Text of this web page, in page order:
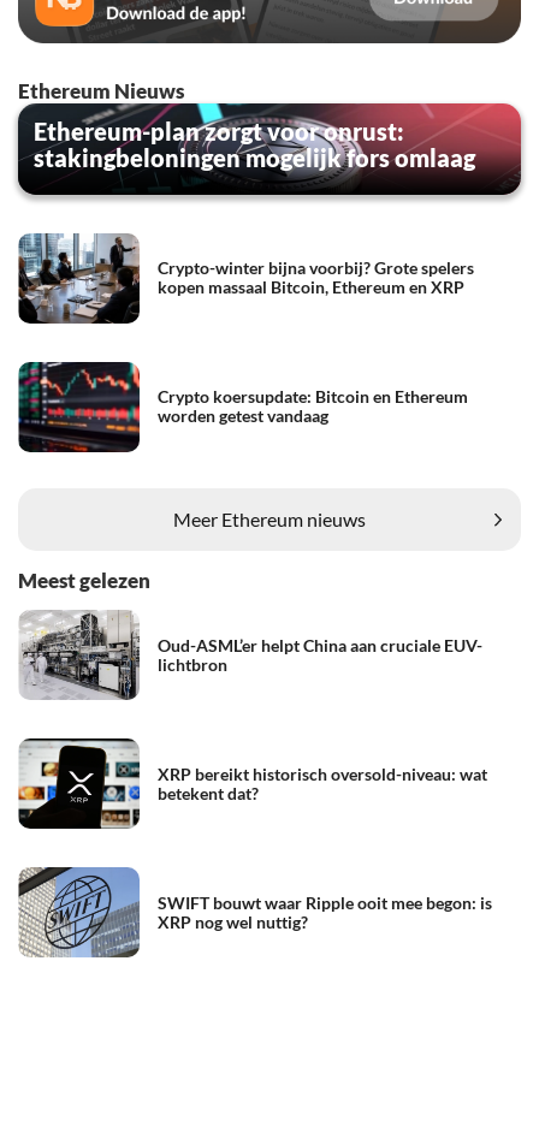
Ethereum Nieuws
Ethereum-plan zorgt voor onrust:
stakingbeloningen mogelijk fors omlaag
Crypto-winter bijna voorbij? Grote spelers
kopen massaal Bitcoin, Ethereum en XRP
Crypto koersupdate: Bitcoin en Ethereum
worden getest vandaag
Meer Ethereum nieuws
Meest gelezen
Oud-ASML’er helpt China aan cruciale EUV-
lichtbron
XRP bereikt historisch oversold-niveau: wat
betekent dat?
SWIFT bouwt waar Ripple ooit mee begon: is
XRP nog wel nuttig?